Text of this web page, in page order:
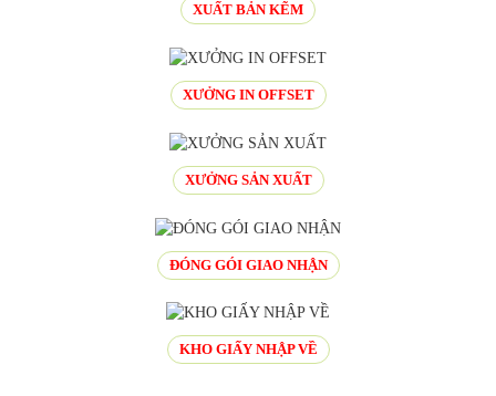
XUẤT BẢN KẼM
XƯỞNG IN OFFSET
XƯỞNG SẢN XUẤT
ĐÓNG GÓI GIAO NHẬN
KHO GIẤY NHẬP VỀ